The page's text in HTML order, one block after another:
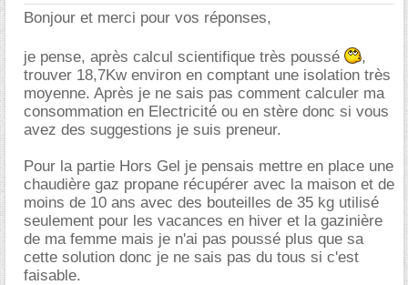
Bonjour et merci pour vos réponses,
je pense, après calcul scientifique très poussé
,
trouver 18,7Kw environ en comptant une isolation très
moyenne. Après je ne sais pas comment calculer ma
consommation en Electricité ou en stère donc si vous
avez des suggestions je suis preneur.
Pour la partie Hors Gel je pensais mettre en place une
chaudière gaz propane récupérer avec la maison et de
moins de 10 ans avec des bouteilles de 35 kg utilisé
seulement pour les vacances en hiver et la gazinière
de ma femme mais je n'ai pas poussé plus que sa
cette solution donc je ne sais pas du tous si c'est
faisable.